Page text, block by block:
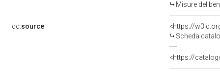
Misure del
dc:source
<https://
Scheda
<https://